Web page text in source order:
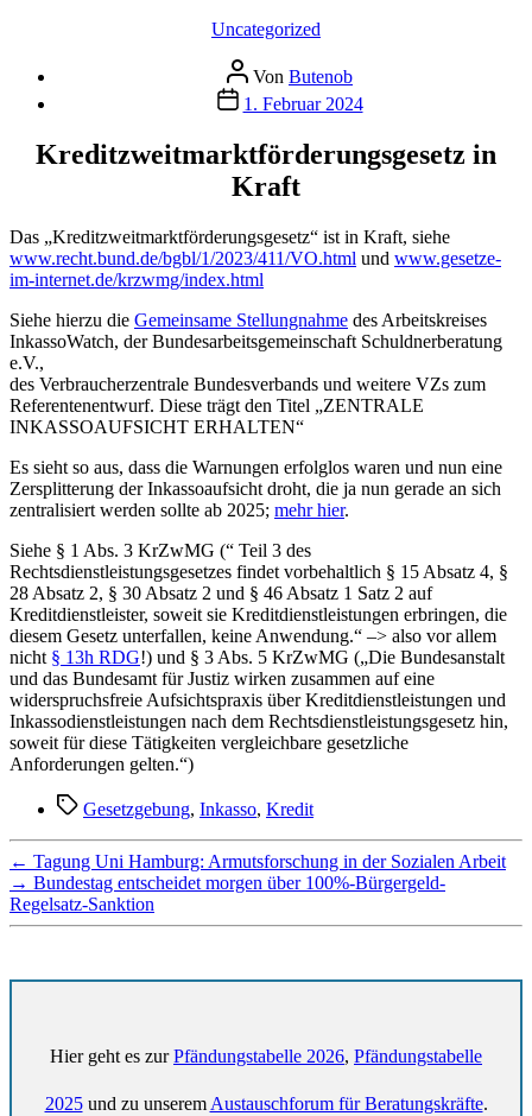
Kategorien
Uncategorized
Beitragsautor
Von Butenob
Veröffentlichungsdatum
1. Februar 2024
Kreditzweitmarktförderungsgesetz in
Kraft
Das „Kreditzweitmarktförderungsgesetz“ ist in Kraft, siehe
www.recht.bund.de/bgbl/1/2023/411/VO.html und www.gesetze-
im-internet.de/krzwmg/index.html
Siehe hierzu die Gemeinsame Stellungnahme des Arbeitskreises
InkassoWatch, der Bundesarbeitsgemeinschaft Schuldnerberatung
e.V.,
des Verbraucherzentrale Bundesverbands und weitere VZs zum
Referentenentwurf. Diese trägt den Titel „ZENTRALE
INKASSOAUFSICHT ERHALTEN“
Es sieht so aus, dass die Warnungen erfolglos waren und nun eine
Zersplitterung der Inkassoaufsicht droht, die ja nun gerade an sich
zentralisiert werden sollte ab 2025; mehr hier.
Siehe § 1 Abs. 3 KrZwMG (“ Teil 3 des
Rechtsdienstleistungsgesetzes findet vorbehaltlich § 15 Absatz 4, §
28 Absatz 2, § 30 Absatz 2 und § 46 Absatz 1 Satz 2 auf
Kreditdienstleister, soweit sie Kreditdienstleistungen erbringen, die
diesem Gesetz unterfallen, keine Anwendung.“ –> also vor allem
nicht § 13h RDG!) und § 3 Abs. 5 KrZwMG („Die Bundesanstalt
und das Bundesamt für Justiz wirken zusammen auf eine
widerspruchsfreie Aufsichtspraxis über Kreditdienstleistungen und
Inkassodienstleistungen nach dem Rechtsdienstleistungsgesetz hin,
soweit für diese Tätigkeiten vergleichbare gesetzliche
Anforderungen gelten.“)
Schlagwörter
Gesetzgebung, Inkasso, Kredit
← Tagung Uni Hamburg: Armutsforschung in der Sozialen Arbeit
→ Bundestag entscheidet morgen über 100%-Bürgergeld-
Regelsatz-Sanktion
Hier geht es zurPfändungstabelle 2026, Pfändungstabelle
2025und zu unserem Austauschforum für Beratungskräfte.